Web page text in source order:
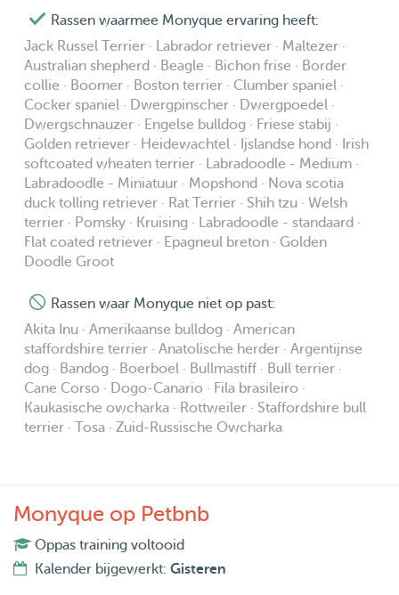
informatie.)****
Rassen waarmee Monyque ervaring heeft:
Jack Russel Terrier · Labrador retriever · Maltezer ·
Australian shepherd · Beagle · Bichon frise · Border
collie · Boomer · Boston terrier · Clumber spaniel ·
Cocker spaniel · Dwergpinscher · Dwergpoedel ·
Dwergschnauzer · Engelse bulldog · Friese stabij ·
Golden retriever · Heidewachtel · Ijslandse hond · Irish
softcoated wheaten terrier · Labradoodle - Medium ·
Labradoodle - Miniatuur · Mopshond · Nova scotia
duck tolling retriever · Rat Terrier · Shih tzu · Welsh
terrier · Pomsky · Kruising · Labradoodle - standaard ·
Flat coated retriever · Epagneul breton · Golden
Doodle Groot
Rassen waar Monyque niet op past:
Akita Inu · Amerikaanse bulldog · American
staffordshire terrier · Anatolische herder · Argentijnse
dog · Bandog · Boerboel · Bullmastiff · Bull terrier ·
Cane Corso · Dogo-Canario · Fila brasileiro ·
Kaukasische owcharka · Rottweiler · Staffordshire bull
terrier · Tosa · Zuid-Russische Owcharka
Monyque op Petbnb
Oppas training voltooid
Kalender bijgewerkt: Gisteren